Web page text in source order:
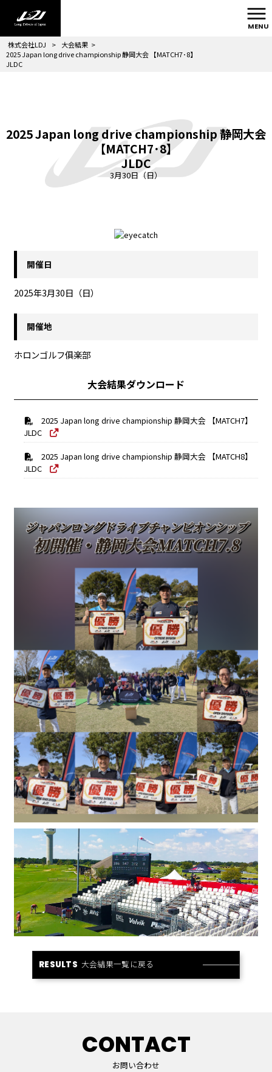
MENU
株式会社LDJ
> 大会結果 >
2025 Japan long drive championship 静岡大会 【MATCH7･8】
JLDC
2025 Japan long drive championship 静岡大会
【MATCH7･8】
JLDC
3月30日（日）
開催日
2025年3月30日（日）
開催地
ホロンゴルフ俱楽部
大会結果ダウンロード
2025 Japan long drive championship 静岡大会 【MATCH7】
JLDC
2025 Japan long drive championship 静岡大会 【MATCH8】
JLDC
RESULTS 大会結果一覧に戻る
CONTACT
お問い合わせ